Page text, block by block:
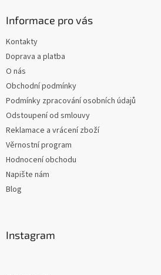
Informace pro vás
Kontakty
Doprava a platba
O nás
Obchodní podmínky
Podmínky zpracování osobních údajů
Odstoupení od smlouvy
Reklamace a vrácení zboží
Věrnostní program
Hodnocení obchodu
Napište nám
Blog
Instagram